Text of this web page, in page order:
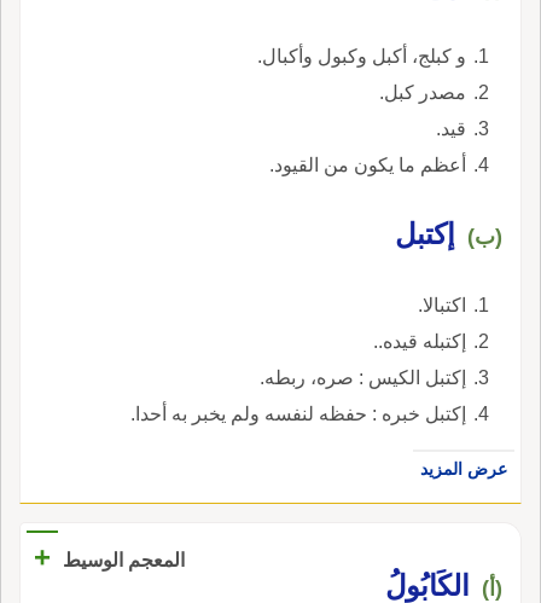
و كبلج، أكبل وكبول وأكبال.
مصدر كبل.
قيد.
أعظم ما يكون من القيود.
(ب) إكتبل
اكتبالا.
إكتبله قيده..
إكتبل الكيس : صره، ربطه.
إكتبل خبره : حفظه لنفسه ولم يخبر به أحدا.
عرض المزيد
المعجم الوسيط +
(أ) الكَابُولُ